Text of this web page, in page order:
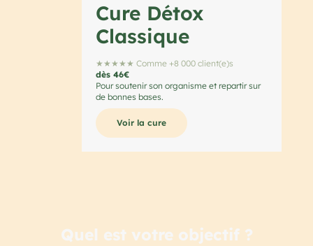
Cure Détox
Classique
★★★★★ Comme +8 000 client(e)s
dès 46€
Pour soutenir son organisme et repartir sur
de bonnes bases.
Voir la cure
Quel est votre objectif ?